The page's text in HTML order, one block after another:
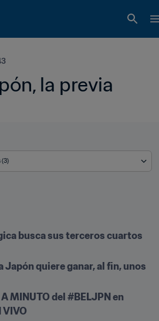
la previa
(3)
busca sus terceros cuartos
Japón quiere ganar, al fin, unos
MINUTO del #BELJPN en
VIVO​